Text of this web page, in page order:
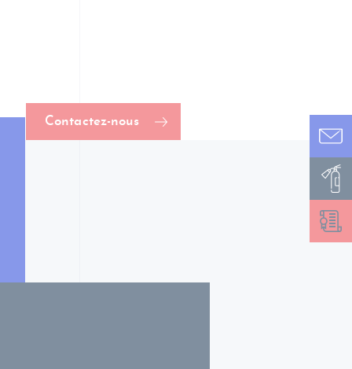
Contactez-nous